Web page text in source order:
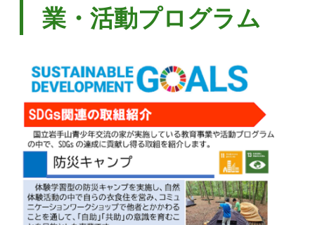
業・活動プログラム